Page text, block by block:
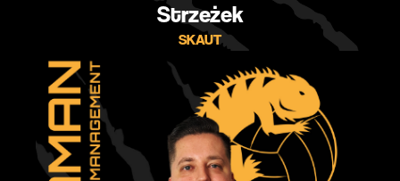
Strzeżek
SKAUT